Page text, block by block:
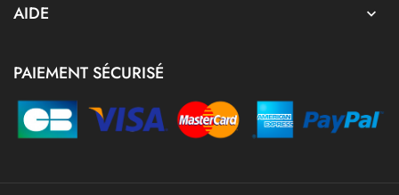
AIDE 
PAIEMENT SÉCURISÉ